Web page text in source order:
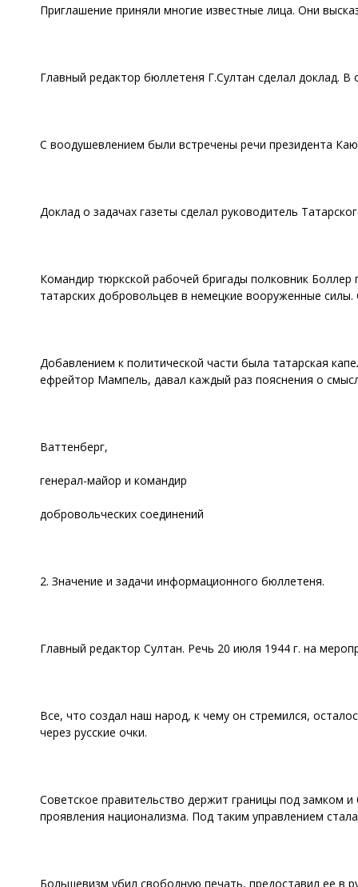
Приглашение приняли многие известные лица. Они
Главный редактор бюллетеня Г.Султан сделал доклад.
С воодушевлением были встречены речи президента
Доклад о задачах газеты сделал руководитель
Командир тюркской рабочей бригады полковник
татарских добровольцев в немецкие вооруженные
Добавлением к политической части была татарская
ефрейтор Мампель, давал каждый раз пояснения о
Ваттенберг,
генерал-майор и командир
добровольческих соединений
2. Значение и задачи информационного бюллетеня.
Главный редактор Султан. Речь 20 июля 1944 г. на
Все, что создал наш народ, к чему он стремился,
через русские очки.
Советское правительство держит границы под замком
проявления национализма. Под таким управлением
Большевизм убил свободную печать, предоставил ее в